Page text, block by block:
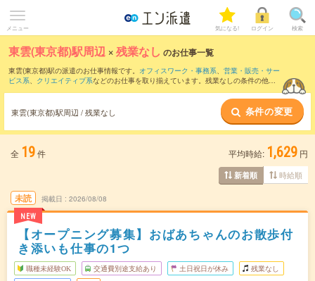
メニュー 気になる! ログイン 検索
東雲(東京都)駅周辺 ×残業なし のお仕事一覧
東雲(東京都)駅の派遣のお仕事情報です。 オフィスワーク・事務系、 営業・販売・サー
ビス系、 クリエイティブ系などのお仕事を取り揃えています。残業なしの条件の他
東雲(東京都)駅周辺 / 残業なし 条件の変更
全 19件 平均時給: 1,629 円
新着順 時給順
未読
NEW
掲載日 2026/08/08
【オープニング募集】おばあちゃんのお散歩付
き添いも仕事の1つ
職種未経験OK 交通費別途支給あり 土日祝日が休み 残業なし